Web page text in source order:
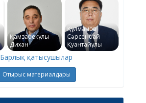
Қамзабекұлы
Дихан
Құлманов
Сәрсенбай
Қуантайұлы
Барлық қатысушылар
Отырыс материалдары